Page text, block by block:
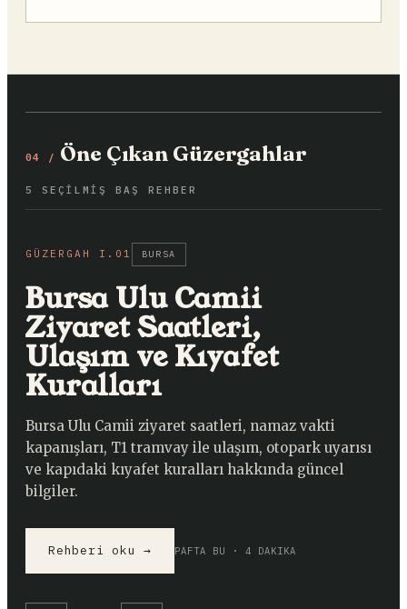
04 / Öne Çıkan Güzergahlar
5 SEÇILMIŞ BAŞ REHBER
GÜZERGAH I.01 BURSA
Bursa Ulu Camii
Ziyaret Saatleri,
Ulaşım ve Kıyafet
Kuralları
Bursa Ulu Camii ziyaret saatleri, namaz vakti
kapanışları, T1 tramvay ile ulaşım, otopark uyarısı
ve kapıdaki kıyafet kuralları hakkında güncel
bilgiler.
Rehberi oku → PAFTA BU · 4 DAKIKA